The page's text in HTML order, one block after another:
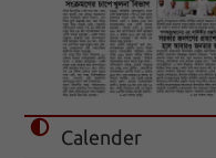
Calender